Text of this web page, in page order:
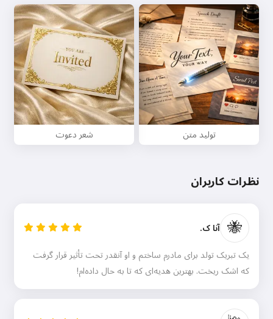
تولید متن شعر دعوت
نظرات کاربران
🐝 آنا ک.
یک تبریک تولد برای مادرم ساختم و او آنقدر تحت تأثیر قرار گرفت
که اشک ریخت. بهترین هدیه‌ای که تا به حال داده‌ام!